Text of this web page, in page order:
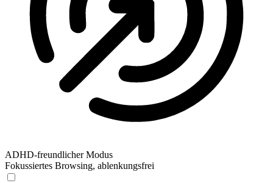
ADHD-freundlicher Modus
Fokussiertes Browsing, ablenkungsfrei